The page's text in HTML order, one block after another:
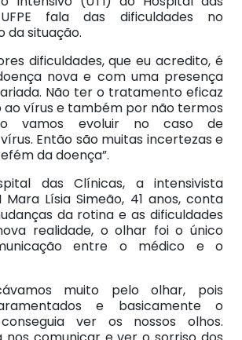
fala das dificuldades no
situação.
dificuldades, que eu acredito, é
nova e com uma presença
Não ter o tratamento eficaz
vírus e também por não termos
vamos evoluir no caso de
Então são muitas incertezas e
da doença”.
das Clínicas, a intensivista
Lísia Simeão, 41 anos, conta
da rotina e as dificuldades
realidade, o olhar foi o único
entre o médico e o
muito pelo olhar, pois
e basicamente o
ver os nossos olhos.